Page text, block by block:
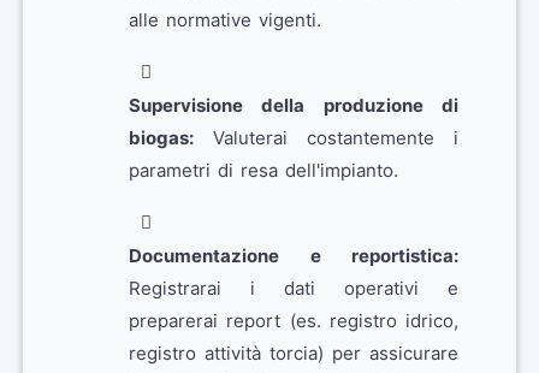
alle normative vigenti.
Supervisione della produzione di
biogas: Valuterai costantemente i
parametri di resa dell'impianto.
Documentazione e reportistica:
Registrarai i dati operativi e
preparerai report (es. registro idrico,
registro attività torcia) per assicurare